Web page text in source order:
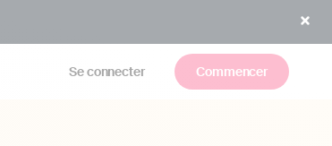
Se connecter Commencer